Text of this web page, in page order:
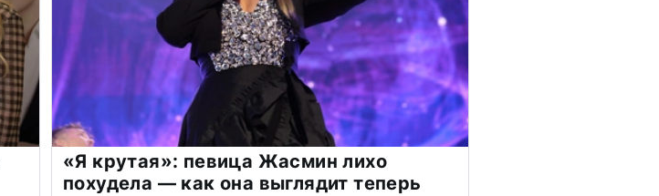
«Я крутая»: певица Жасмин лихо
похудела — как она выглядит теперь